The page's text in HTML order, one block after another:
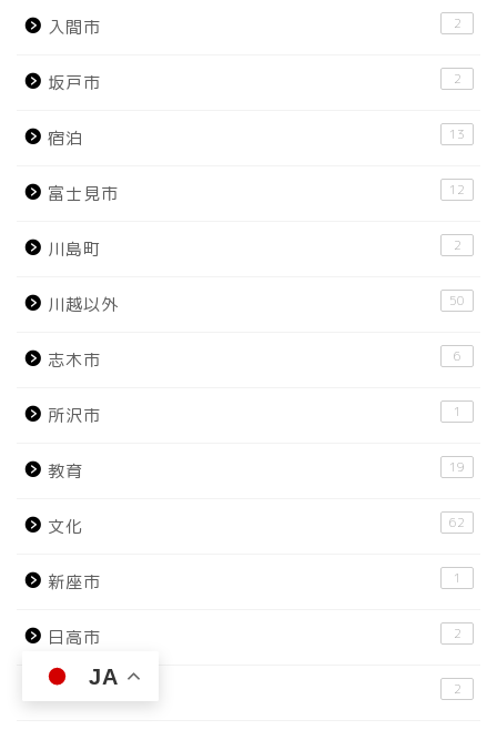
入間市 2
坂戸市 2
宿泊 13
富士見市 12
川島町 2
川越以外 50
志木市 6
所沢市 1
教育 19
文化 62
新座市 1
日高市 2
朝霞市 2
JA